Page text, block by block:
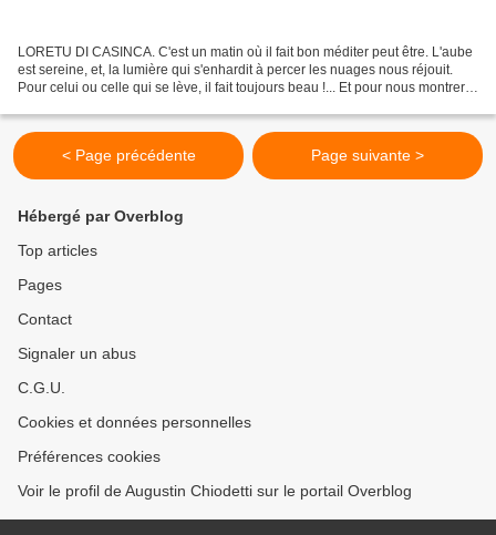
LORETU DI CASINCA. C'est un matin où il fait bon méditer peut être. L'aube
est sereine, et, la lumière qui s'enhardit à percer les nuages nous réjouit.
Pour celui ou celle qui se lève, il fait toujours beau !... Et pour nous montrer
< Page précédente Page suivante >
Hébergé par Overblog
Top articles
Pages
Contact
Signaler un abus
C.G.U.
Cookies et données personnelles
Préférences cookies
Voir le profil de Augustin Chiodetti sur le portail Overblog